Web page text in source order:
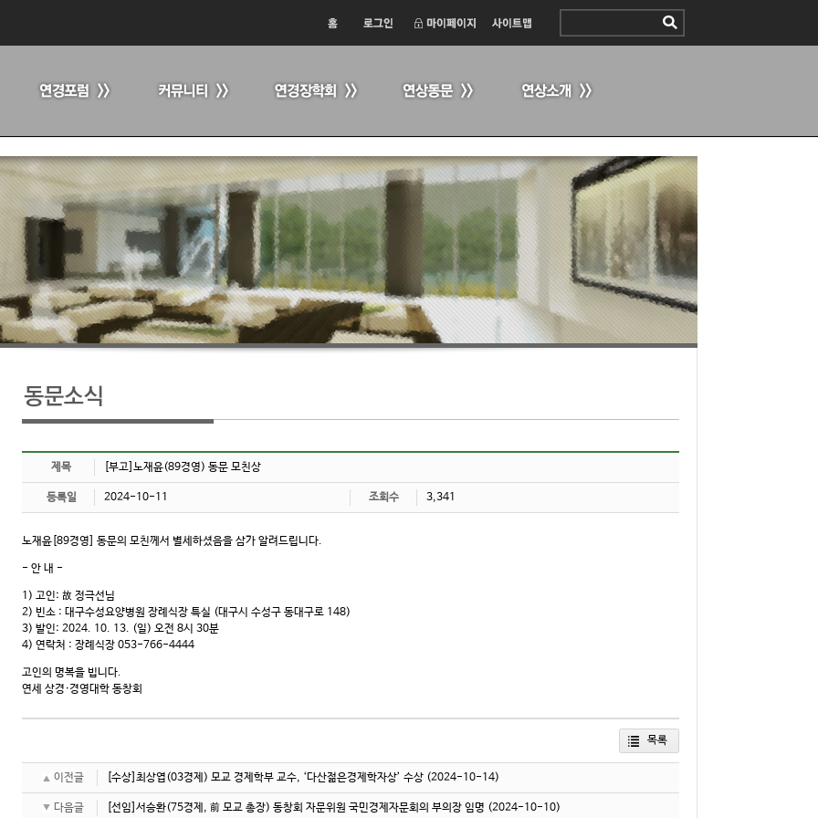
제목 [부고]노재윤(89경영) 동문 모친상
등록일 2024-10-11 조회수 3,341
노재윤[89경영] 동문의 모친께서 별세하셨음을 삼가 알려드립니다.
- 안 내 -
1) 고인: 故 정극선님
2) 빈소 : 대구수성요양병원 장례식장 특실 (대구시 수성구 동대구로 148)
3) 발인: 2024. 10. 13. (일) 오전 8시 30분
4) 연락처 : 장례식장 053-766-4444
고인의 명복을 빕니다.
연세 상경·경영대학 동창회
목록
이전글 [수상]최상엽(03경제) 모교 경제학부 교수, ‘다산젊은경제학자상’ 수상 (2024-10-14)
다음글 [선임]서승환(75경제, 前 모교 총장) 동창회 자문위원 국민경제자문회의 부의장 임명 (2024-10-10)